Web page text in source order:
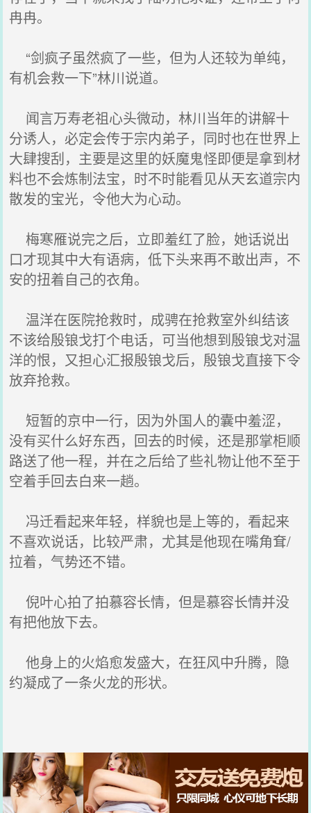
冉冉。
“剑疯子虽然疯了一些，但为人还较为单纯，
有机会救一下”林川说道。
闻言万寿老祖心头微动，林川当年的讲解十
分诱人，必定会传于宗内弟子，同时也在世界上
大肆搜刮，主要是这里的妖魔鬼怪即便是拿到材
料也不会炼制法宝，时不时能看见从天玄道宗内
散发的宝光，令他大为心动。
梅寒雁说完之后，立即羞红了脸，她话说出
口才现其中大有语病，低下头来再不敢出声，不
安的扭着自己的衣角。
温洋在医院抢救时，成骋在抢救室外纠结该
不该给殷锒戈打个电话，可当他想到殷锒戈对温
洋的恨，又担心汇报殷锒戈后，殷锒戈直接下令
放弃抢救。
短暂的京中一行，因为外国人的囊中羞涩，
没有买什么好东西，回去的时候，还是那掌柜顺
路送了他一程，并在之后给了些礼物让他不至于
空着手回去白来一趟。
冯迁看起来年轻，样貌也是上等的，看起来
不喜欢说话，比较严肃，尤其是他现在嘴角耷/
拉着，气势还不错。
倪叶心拍了拍慕容长情，但是慕容长情并没
有把他放下去。
他身上的火焰愈发盛大，在狂风中升腾，隐
约凝成了一条火龙的形状。